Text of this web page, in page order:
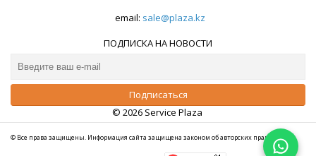
email: sale@plaza.kz
ПОДПИСКА НА НОВОСТИ
© 2026 Service Plaza
© Все права защищены. Информация сайта защищена законом об авторских правах.